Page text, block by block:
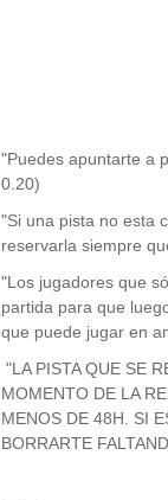
"Puedes apuntarte a
0.20)
"Si una pista no esta
reservarla siempre
"Los jugadores que
partida para que
que puede jugar en
"LA PISTA QUE SE
MOMENTO DE LA
MENOS DE 48H. SI
BORRARTE